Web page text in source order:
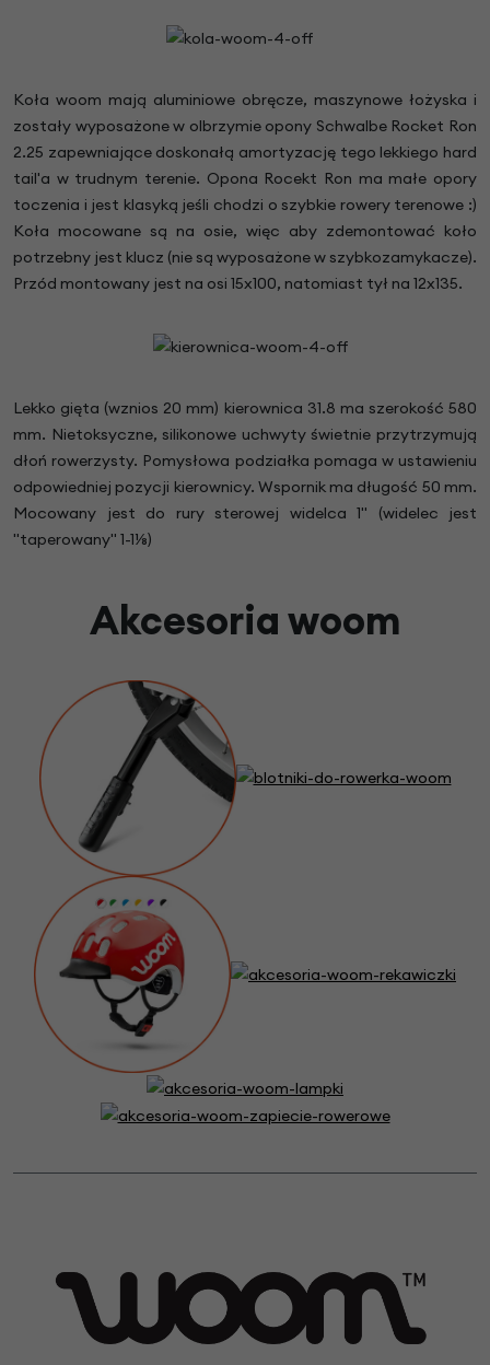
Koła woom mają aluminiowe obręcze, maszynowe łożyska i
zostały wyposażone w olbrzymie opony Schwalbe Rocket Ron
2.25 zapewniające doskonałą amortyzację tego lekkiego hard
tail'a w trudnym terenie. Opona Rocekt Ron ma małe opory
toczenia i jest klasyką jeśli chodzi o szybkie rowery terenowe :)
Koła mocowane są na osie, więc aby zdemontować koło
potrzebny jest klucz (nie są wyposażone w szybkozamykacze).
Przód montowany jest na osi 15x100, natomiast tył na 12x135.
Lekko gięta (wznios 20 mm) kierownica 31.8 ma szerokość 580
mm. Nietoksyczne, silikonowe uchwyty świetnie przytrzymują
dłoń rowerzysty. Pomysłowa podziałka pomaga w ustawieniu
odpowiedniej pozycji kierownicy. Wspornik ma długość 50 mm.
Mocowany jest do rury sterowej widelca 1" (widelec jest
"taperowany" 1-1⅛)
Akcesoria woom